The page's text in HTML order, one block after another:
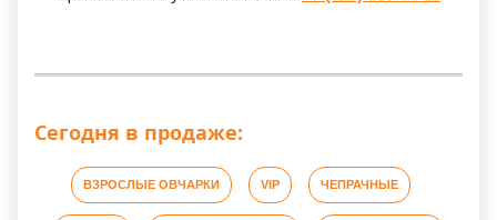
Сегодня в продаже:
ВЗРОСЛЫЕ ОВЧАРКИ VIP ЧЕПРАЧНЫЕ